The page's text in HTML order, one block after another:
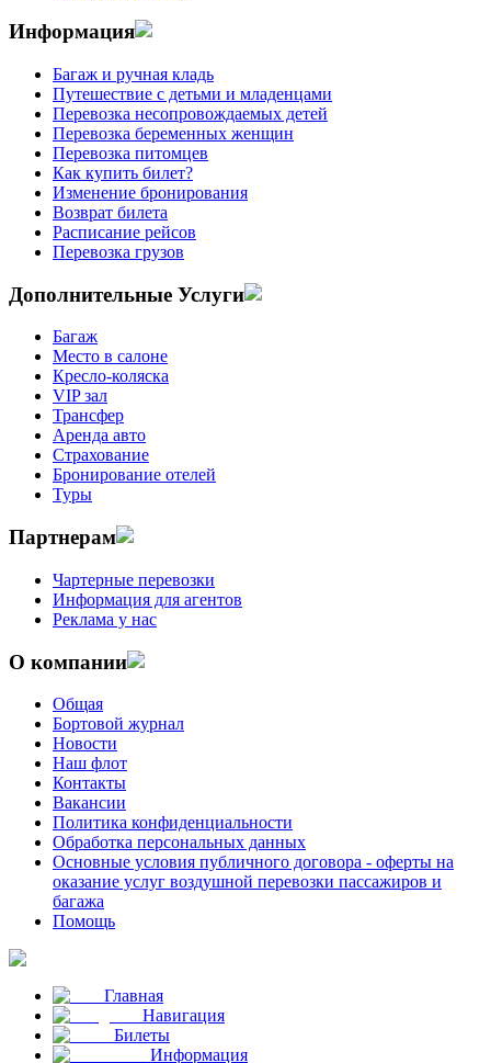
Информация
Багаж и ручная кладь
Путешествие с детьми и младенцами
Перевозка несопровождаемых детей
Перевозка беременных женщин
Перевозка питомцев
Как купить билет?
Изменение бронирования
Возврат билета
Расписание рейсов
Перевозка грузов
Дополнительные Услуги
Багаж
Место в салоне
Кресло-коляска
VIP зал
Трансфер
Аренда авто
Страхование
Бронирование отелей
Туры
Партнерам
Чартерные перевозки
Информация для агентов
Реклама у нас
О компании
Общая
Бортовой журнал
Новости
Наш флот
Контакты
Вакансии
Политика конфиденциальности
Обработка персональных данных
Основные условия публичного договора - оферты на
оказание услуг воздушной перевозки пассажиров и
багажа
Помощь
Главная
Навигация
Билеты
Информация